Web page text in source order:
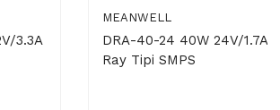
3.3A
MEANWELL
DRA-40-24 40W 24V/1.7A
Ray Tipi SMPS